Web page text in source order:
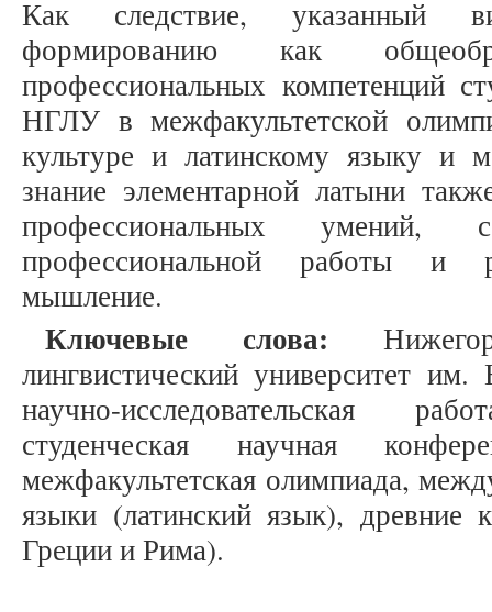
Как следствие, указанный
формированию как
профессиональных компетенций
НГЛУ в межфакультетской
культуре и латинскому языку и
знание элементарной латыни
профессиональных умений,
профессиональной работы и
мышление.
Ключевые слова:
лингвистический университет
научно-исследовательская
студенческая научная
межфакультетская олимпиада,
языки (латинский язык), древние
Греции и Рима).